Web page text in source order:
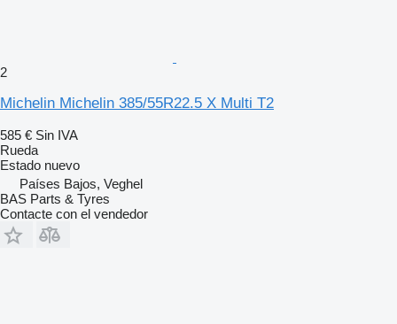
2
Michelin Michelin 385/55R22.5 X Multi T2
585 € Sin IVA
Rueda
Estado nuevo
Países Bajos, Veghel
BAS Parts & Tyres
Contacte con el vendedor